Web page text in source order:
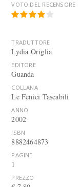
VOTO DEL RECENSORE
TRADUTTORE
Lydia Origlia
EDITORE
Guanda
COLLANA
Le Fenici Tascabili
ANNO
2002
ISBN
8882464873
PAGINE
1
PREZZO